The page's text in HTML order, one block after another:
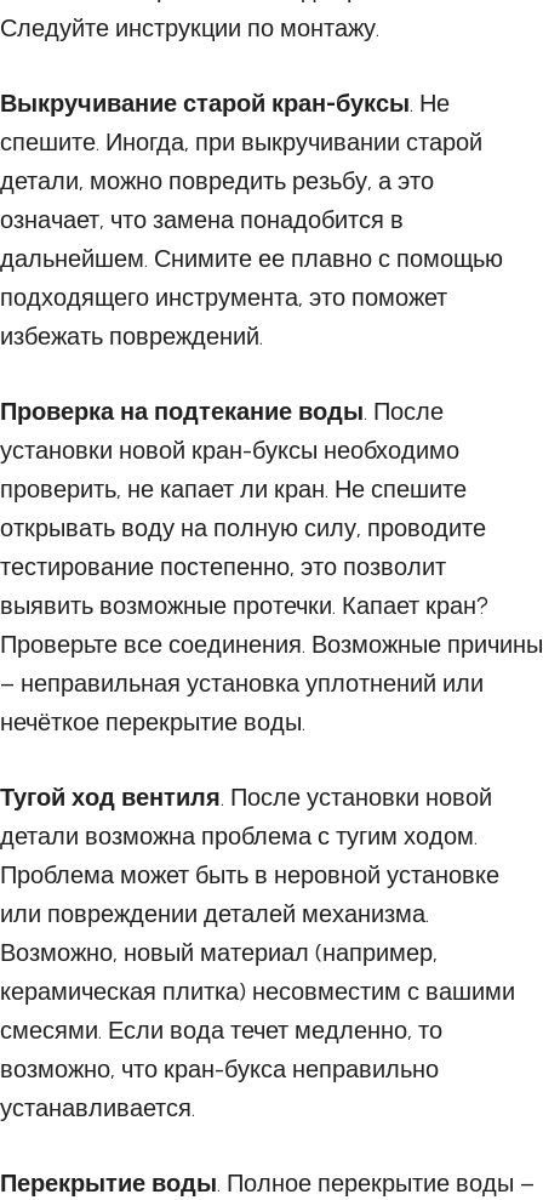
Следуйте инструкции по монтажу.
Выкручивание старой кран-буксы. Не
спешите. Иногда, при выкручивании старой
детали, можно повредить резьбу, а это
означает, что замена понадобится в
дальнейшем. Снимите ее плавно с помощью
подходящего инструмента, это поможет
избежать повреждений.
Проверка на подтекание воды. После
установки новой кран-буксы необходимо
проверить, не капает ли кран. Не спешите
открывать воду на полную силу, проводите
тестирование постепенно, это позволит
выявить возможные протечки. Капает кран?
Проверьте все соединения. Возможные причины
– неправильная установка уплотнений или
нечёткое перекрытие воды.
Тугой ход вентиля. После установки новой
детали возможна проблема с тугим ходом.
Проблема может быть в неровной установке
или повреждении деталей механизма.
Возможно, новый материал (например,
керамическая плитка) несовместим с вашими
смесями. Если вода течет медленно, то
возможно, что кран-букса неправильно
устанавливается.
Перекрытие воды. Полное перекрытие воды –